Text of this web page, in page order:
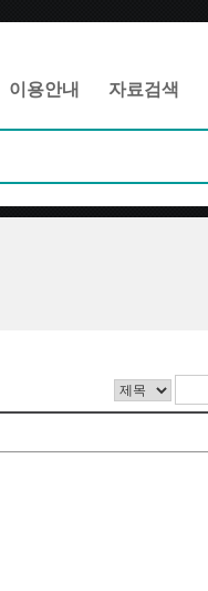
이용안내 자료검색